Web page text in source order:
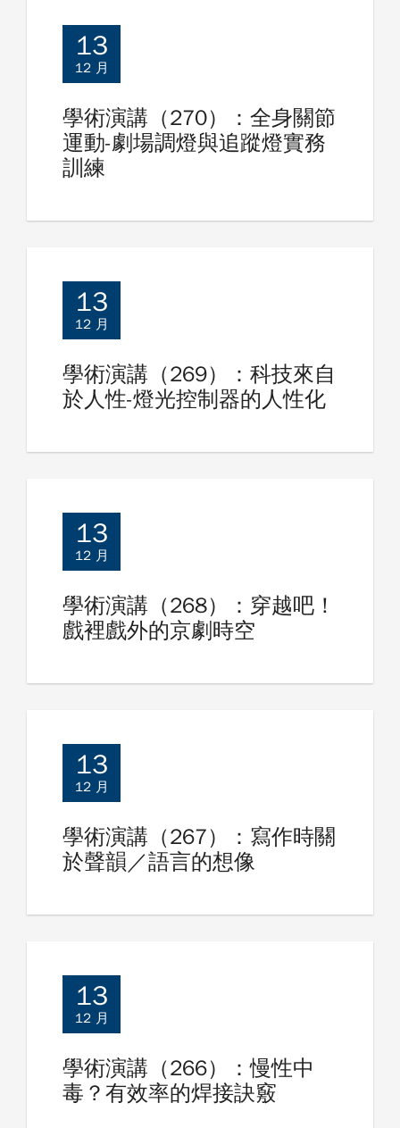
13
12 月
學術演講（270）：全身關節
運動-劇場調燈與追蹤燈實務
訓練
13
12 月
學術演講（269）：科技來自
於人性-燈光控制器的人性化
13
12 月
學術演講（268）：穿越吧！
戲裡戲外的京劇時空
13
12 月
學術演講（267）：寫作時關
於聲韻／語言的想像
13
12 月
學術演講（266）：慢性中
毒？有效率的焊接訣竅